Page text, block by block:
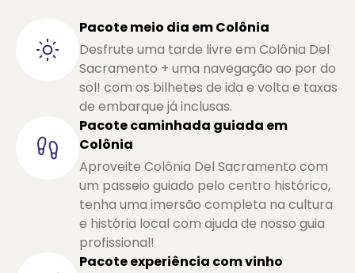
Pacote meio dia em Colônia
Desfrute uma tarde livre em Colônia Del
Sacramento + uma navegação ao por do
sol! com os bilhetes de ida e volta e taxas
de embarque já inclusas.
Pacote caminhada guiada em
Colônia
Aproveite Colônia Del Sacramento com
um passeio guiado pelo centro histórico,
tenha uma imersão completa na cultura
e história local com ajuda de nosso guia
profissional!
Pacote experiência com vinho